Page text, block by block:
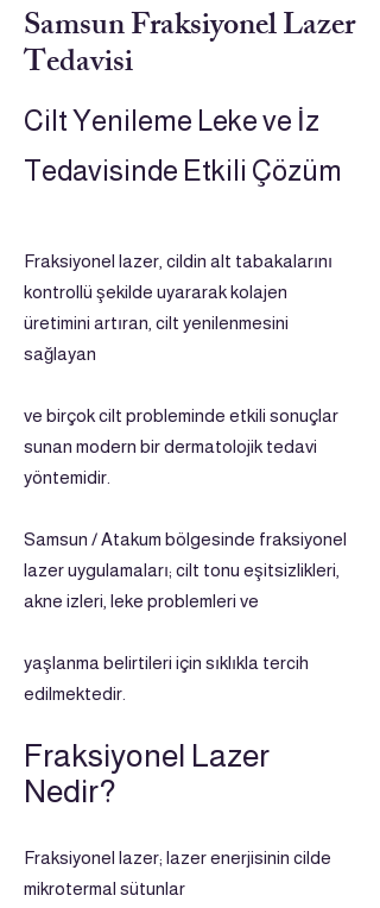
Samsun Fraksiyonel Lazer
Tedavisi
Cilt Yenileme Leke ve İz
Tedavisinde Etkili Çözüm
Fraksiyonel lazer, cildin alt tabakalarını
kontrollü şekilde uyararak kolajen
üretimini artıran, cilt yenilenmesini
sağlayan
ve birçok cilt probleminde etkili sonuçlar
sunan modern bir dermatolojik tedavi
yöntemidir.
Samsun / Atakum bölgesinde fraksiyonel
lazer uygulamaları; cilt tonu eşitsizlikleri,
akne izleri, leke problemleri ve
yaşlanma belirtileri için sıklıkla tercih
edilmektedir.
Fraksiyonel Lazer
Nedir?
Fraksiyonel lazer; lazer enerjisinin cilde
mikrotermal sütunlar